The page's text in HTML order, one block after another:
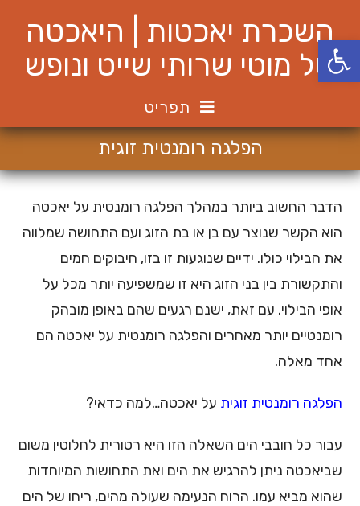
פתח סרגל נגישות
contentהשכרת יאכטות | היאכטה
של מוטי שרותי שייט ונופש
תפריט
הפלגה רומנטית זוגית
הדבר החשוב ביותר במהלך הפלגה רומנטית על יאכטה
הוא הקשר שנוצר עם בן או בת הזוג ועם התחושה שמלווה
את הבילוי כולו. ידיים שנוגעות זו בזו, חיבוקים חמים
והתקשורת בין בני הזוג היא זו שמשפיעה יותר מכל על
אופי הבילוי. עם זאת, ישנם רגעים שהם באופן מובהק
רומנטיים יותר מאחרים והפלגה רומנטית על יאכטה הם
אחד מאלה.
הפלגה רומנטית זוגית על יאכטה…למה כדאי?
עבור כל חובבי הים השאלה הזו היא רטורית לחלוטין משום
שביאכטה ניתן להרגיש את הים ואת התחושות המיוחדות
שהוא מביא עמו. הרוח הנעימה שעולה מהים, ריחו של הים